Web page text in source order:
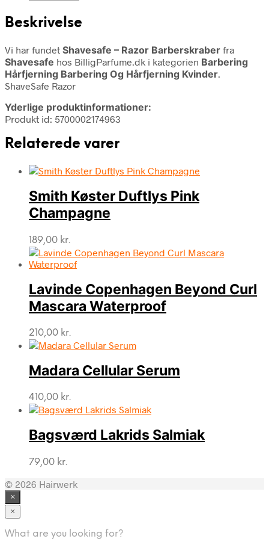
Beskrivelse
Vi har fundet Shavesafe – Razor Barberskraber fra
Shavesafe hos BilligParfume.dk i kategorien Barbering
Hårfjerning Barbering Og Hårfjerning Kvinder.
ShaveSafe Razor
Yderlige produktinformationer:
Produkt id: 5700002174963
Relaterede varer
Smith Køster Duftlys Pink
Champagne
189,00 kr.
Lavinde Copenhagen Beyond Curl
Mascara Waterproof
210,00 kr.
Madara Cellular Serum
410,00 kr.
Bagsværd Lakrids Salmiak
79,00 kr.
© 2026 Hairwerk
×
×
What are you looking for?